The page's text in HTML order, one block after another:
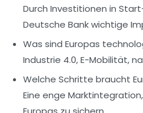
Durch Investitionen in
Deutsche Bank wichtige
Was sind Europas
Industrie 4.0, E-Mobilität,
Welche Schritte braucht
Eine enge